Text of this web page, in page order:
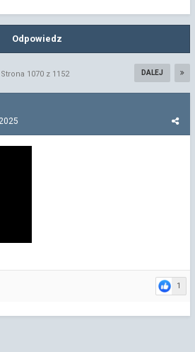
Odpowiedz
DALEJ
Strona 1070 z 1152
1